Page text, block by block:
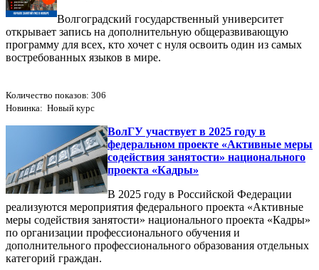
Волгоградский государственный университет
открывает запись на дополнительную общеразвивающую
программу для всех, кто хочет с нуля освоить один из самых
востребованных языков в мире.
Количество показов: 306
Новинка: Новый курс
ВолГУ участвует в 2025 году в
федеральном проекте «Активные меры
содействия занятости» национального
проекта «Кадры»
В 2025 году в Российской Федерации
реализуются мероприятия федерального проекта «Активные
меры содействия занятости» национального проекта «Кадры»
по организации профессионального обучения и
дополнительного профессионального образования отдельных
категорий граждан.